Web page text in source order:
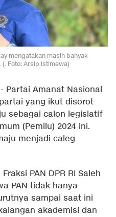
mengatakan masih banyak
Foto: Arsip Istimewa)
Partai Amanat Nasional
yang ikut disorot
sebagai calon legislatif
(Pemilu) 2024 ini.
menjadi caleg
PAN DPR RI Saleh
PAN tidak hanya
sampai saat ini
akademisi dan